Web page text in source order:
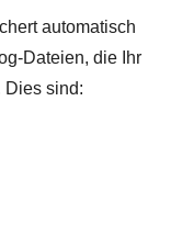
automatisch
Dateien, die Ihr
Dies sind: